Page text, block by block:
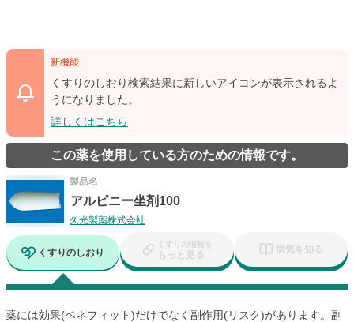
新機能
くすりのしおり検索結果に新しいアイコンが表示されるよ
うになりました。
詳しくはこちら
この薬を使用している方のための情報です。
製品名
アルピニー坐剤100
久光製薬株式会社
くすりのしおり
くすりの情報を
もっと見る 病気を知る
薬には効果(ベネフィット)だけでなく副作用(リスク)があります。副